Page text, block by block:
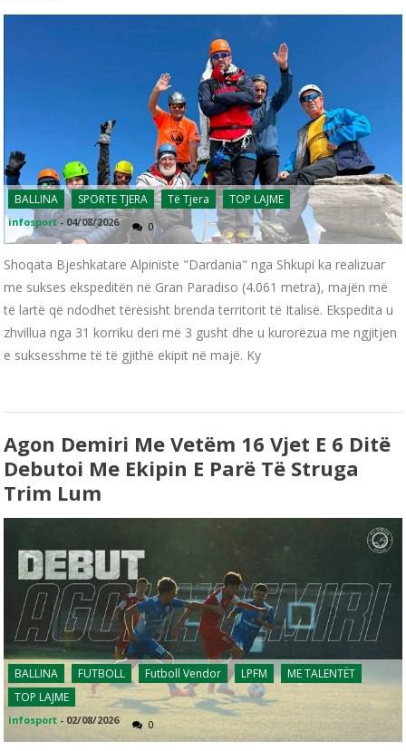
BALLINA SPORTE TJERA Të Tjera TOP LAJME
infosport - 04/08/2026 0
Shoqata Bjeshkatare Alpiniste "Dardania" nga Shkupi ka realizuar
me sukses ekspeditën në Gran Paradiso (4.061 metra), majën më
të lartë që ndodhet tërësisht brenda territorit të Italisë. Ekspedita u
zhvillua nga 31 korriku deri më 3 gusht dhe u kurorëzua me ngjitjen
e suksesshme të të gjithë ekipit në majë. Ky
Agon Demiri Me Vetëm 16 Vjet E 6 Ditë
Debutoi Me Ekipin E Parë Të Struga
Trim Lum
BALLINA FUTBOLL Futboll Vendor LPFM
ME TALENTËT
TOP LAJME
infosport - 02/08/2026 0